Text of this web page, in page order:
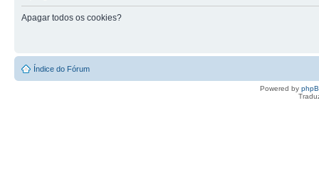
Apagar todos os cookies?
Índice do Fórum
Powered by